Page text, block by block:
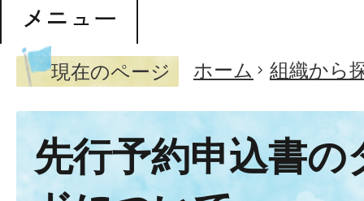
現在のページ ホーム 組織から
先行予約申込書の